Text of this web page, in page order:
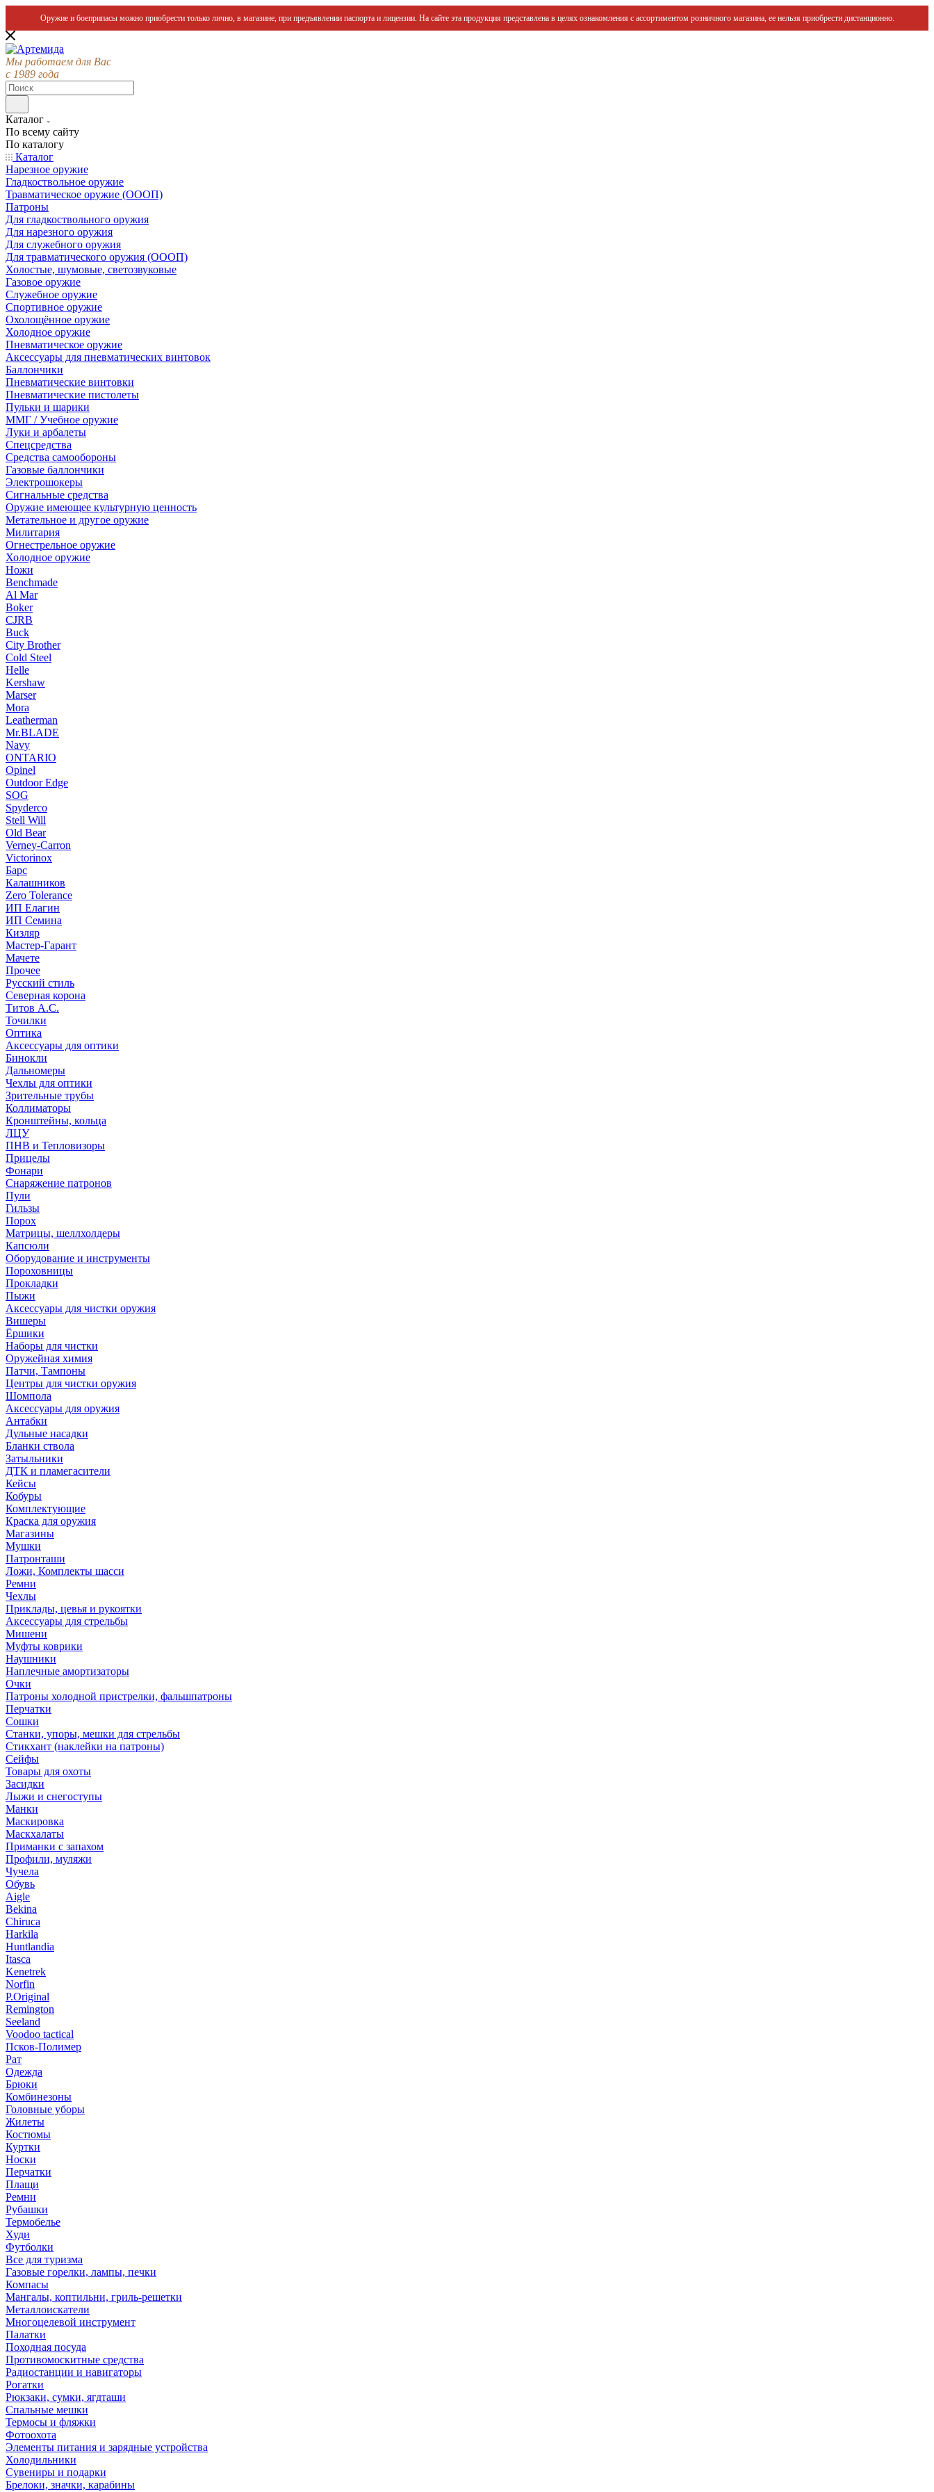
Оружие и боеприпасы можно приобрести только лично, в магазине, при предъявлении паспорта и лицензии. На сайте эта продукция представлена в целях ознакомления с ассортиментом розничного магазина, ее нельзя приобрести дистанционно.
Мы работаем для Вас
с 1989 года
Каталог
По всему сайту
По каталогу
Каталог
Нарезное оружие
Гладкоствольное оружие
Травматическое оружие (ОООП)
Патроны
Для гладкоствольного оружия
Для нарезного оружия
Для служебного оружия
Для травматического оружия (ОООП)
Холостые, шумовые, светозвуковые
Газовое оружие
Служебное оружие
Спортивное оружие
Охолощённое оружие
Холодное оружие
Пневматическое оружие
Аксессуары для пневматических винтовок
Баллончики
Пневматические винтовки
Пневматические пистолеты
Пульки и шарики
ММГ / Учебное оружие
Луки и арбалеты
Спецсредства
Средства самообороны
Газовые баллончики
Электрошокеры
Сигнальные средства
Оружие имеющее культурную ценность
Метательное и другое оружие
Милитария
Огнестрельное оружие
Холодное оружие
Ножи
Benchmade
Al Mar
Boker
CJRB
Buck
City Brother
Cold Steel
Helle
Kershaw
Marser
Mora
Leatherman
Mr.BLADE
Navy
ONTARIO
Opinel
Outdoor Edge
SOG
Spyderco
Stell Will
Old Bear
Verney-Carron
Victorinox
Барс
Калашников
Zero Tolerance
ИП Елагин
ИП Семина
Кизляр
Мастер-Гарант
Мачете
Прочее
Русский стиль
Северная корона
Титов А.С.
Точилки
Оптика
Аксессуары для оптики
Бинокли
Дальномеры
Чехлы для оптики
Зрительные трубы
Коллиматоры
Кронштейны, кольца
ЛЦУ
ПНВ и Тепловизоры
Прицелы
Фонари
Снаряжение патронов
Пули
Гильзы
Порох
Матрицы, шеллхолдеры
Капсюли
Оборудование и инструменты
Пороховницы
Прокладки
Пыжи
Аксессуары для чистки оружия
Вишеры
Ёршики
Наборы для чистки
Оружейная химия
Патчи, Тампоны
Центры для чистки оружия
Шомпола
Аксессуары для оружия
Антабки
Дульные насадки
Бланки ствола
Затыльники
ДТК и пламегасители
Кейсы
Кобуры
Комплектующие
Краска для оружия
Магазины
Мушки
Патронташи
Ложи, Комплекты шасси
Ремни
Чехлы
Приклады, цевья и рукоятки
Аксессуары для стрельбы
Мишени
Муфты коврики
Наушники
Наплечные амортизаторы
Очки
Патроны холодной пристрелки, фальшпатроны
Перчатки
Сошки
Станки, упоры, мешки для стрельбы
Стикхант (наклейки на патроны)
Сейфы
Товары для охоты
Засидки
Лыжи и снегоступы
Манки
Маскировка
Маскхалаты
Приманки с запахом
Профили, муляжи
Чучела
Обувь
Aigle
Bekina
Chiruсa
Harkila
Huntlandia
Itasca
Kenetrek
Norfin
P.Original
Remington
Seeland
Voodoo tactical
Псков-Полимер
Рат
Одежда
Брюки
Комбинезоны
Головные уборы
Жилеты
Костюмы
Куртки
Носки
Перчатки
Плащи
Ремни
Рубашки
Термобелье
Худи
Футболки
Все для туризма
Газовые горелки, лампы, печки
Компасы
Мангалы, коптильни, гриль-решетки
Металлоискатели
Многоцелевой инструмент
Палатки
Походная посуда
Противомоскитные средства
Радиостанции и навигаторы
Рогатки
Рюкзаки, сумки, ягдташи
Спальные мешки
Термосы и фляжки
Фотоохота
Элементы питания и зарядные устройства
Холодильники
Сувениры и подарки
Брелоки, значки, карабины